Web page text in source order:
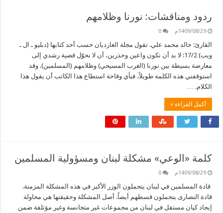
ردود ومناقشات: نورنا وظلامهم
1409/08/29م 0
القارئ: خالد محمد علي. تقول مجلة الغارديان حسب أحد كتابها (دبليو ـ ال ـ
ويب) 17/2: لا بد أن نكون واعين وحذرين، أن لا نحوّل قضية رشدي إلى
معارضة بسيطة بين نورنا (الغرب المسيحي) وظلامهم (المسلمين). وقد
استوقفني هذه الكلمة طويلاً، فبأي وقاحة استطاع هذا الكاتب أن يقول هذا
الكلام. …
أكمل القراءة »
كلمة «الوعي» مشكلة لبنان ومسؤولية المسلمين
1409/08/29م 0
قادة المسلمين في لبنان يتحملون الوزر الأكبر في هذه المشكلة المزمنة.
قادة النصارى يتحملون قسطهم أيضاً. أصل المشكلة وحقيقتها هي محاولة
إيجاد كيان مستقل في لبنان من مجموعات غير متجانسة وغير مؤتلفة ضمن